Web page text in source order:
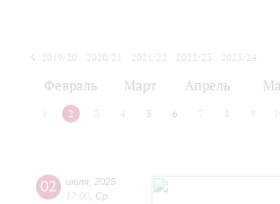
2019/20 2020/21 2021/22 2022/23
2023/24
Февраль Март Апрель
2 3 4 5 6 7 8 9
02 июля 2025
17:00 Ср